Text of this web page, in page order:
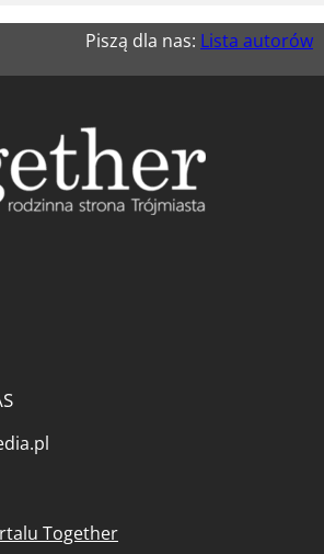
Piszą dla nas: Lista autorów
Together